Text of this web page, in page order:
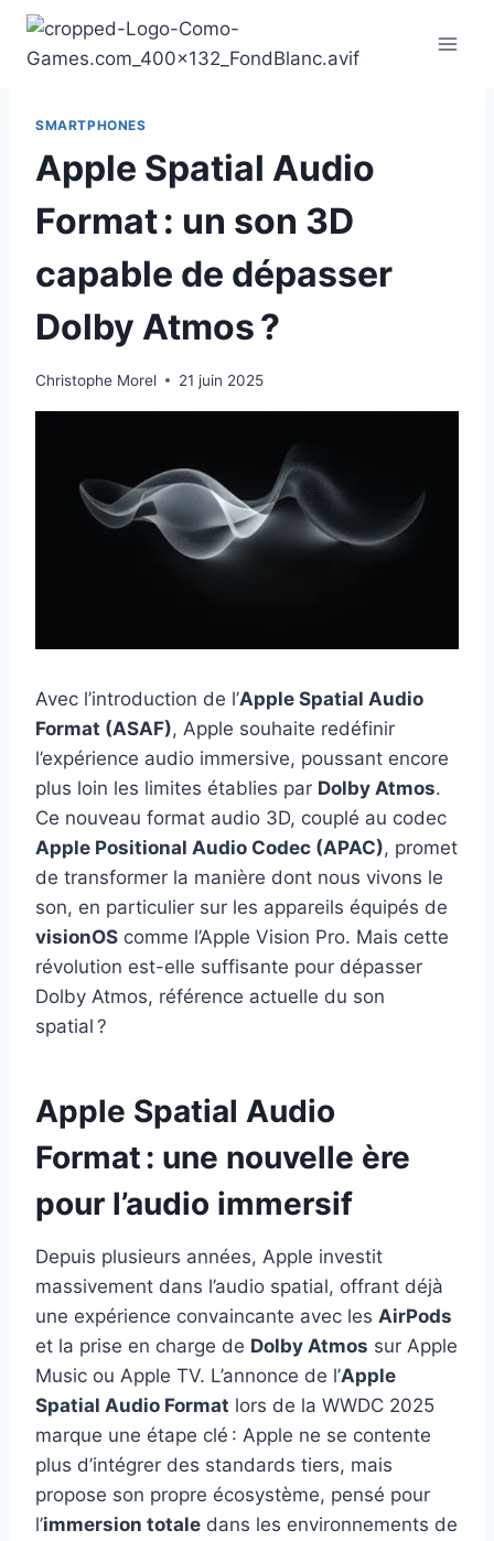
Aller
contenu
SMARTPHONES
Apple Spatial Audio
Format : un son 3D
capable de dépasser
Dolby Atmos ?
Christophe Morel 21 juin 2025
Avec l’introduction de l’Apple Spatial Audio
Format (ASAF), Apple souhaite redéfinir
l’expérience audio immersive, poussant encore
plus loin les limites établies par Dolby Atmos.
Ce nouveau format audio 3D, couplé au codec
Apple Positional Audio Codec (APAC), promet
de transformer la manière dont nous vivons le
son, en particulier sur les appareils équipés de
visionOS comme l’Apple Vision Pro. Mais cette
révolution est-elle suffisante pour dépasser
Dolby Atmos, référence actuelle du son
spatial ?
Apple Spatial Audio
Format : une nouvelle ère
pour l’audio immersif
Depuis plusieurs années, Apple investit
massivement dans l’audio spatial, offrant déjà
une expérience convaincante avec les AirPods
et la prise en charge de Dolby Atmos sur Apple
Music ou Apple TV. L’annonce de l’Apple
Spatial Audio Format lors de la WWDC 2025
marque une étape clé : Apple ne se contente
plus d’intégrer des standards tiers, mais
propose son propre écosystème, pensé pour
l’immersion totale dans les environnements de